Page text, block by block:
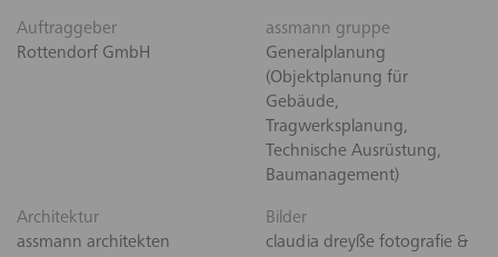
Auftraggeber
Rottendorf GmbH
assmann gruppe
Generalplanung
(Objektplanung für
Gebäude,
Tragwerksplanung,
Technische Ausrüstung,
Baumanagement)
Architektur
assmann architekten
Bilder
claudia dreyße fotografie &